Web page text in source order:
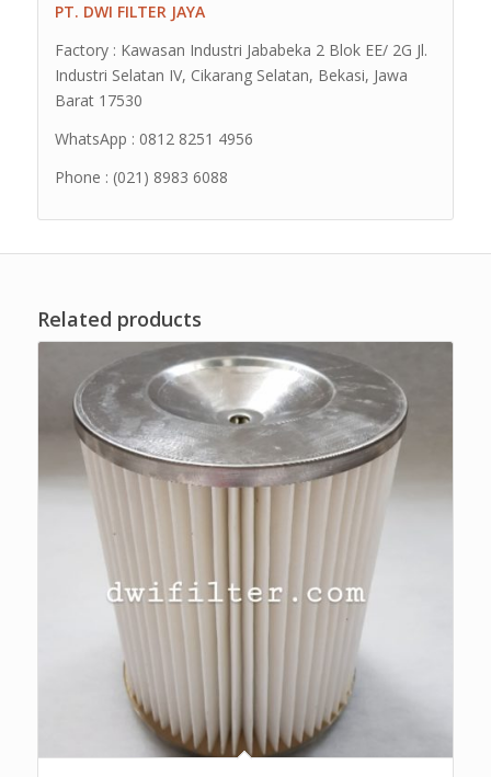
PT. DWI FILTER JAYA
Factory : Kawasan Industri Jababeka 2 Blok EE/ 2G Jl.
Industri Selatan IV, Cikarang Selatan, Bekasi, Jawa
Barat 17530
WhatsApp : 0812 8251 4956
Phone : (021) 8983 6088
Related products